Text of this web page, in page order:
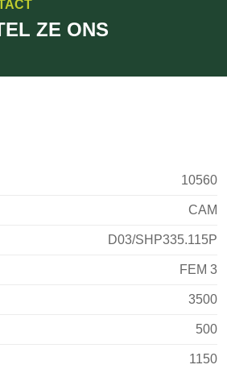
ZE ONS
10560
CAM
D03/SHP335.115P
FEM 3
3500
500
1150